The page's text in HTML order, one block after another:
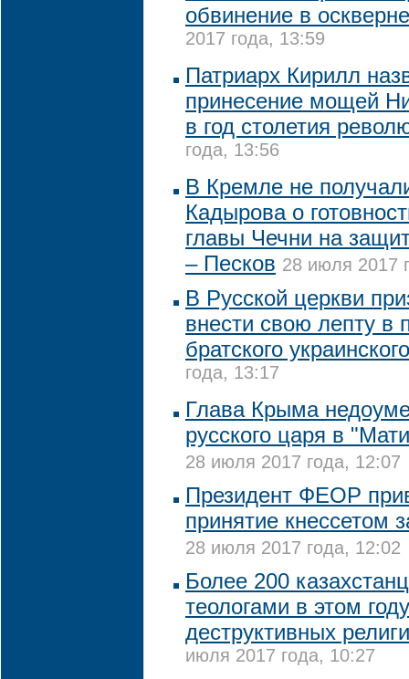
обвинение в
2017 года, 13:59
Патриарх Кирилл
принесение мощей
в год столетия
года, 13:56
В Кремле не
Кадырова о
главы Чечни на
– Песков 28 июля 2017
В Русской церкви
внести свою лепту в
братского
года, 13:17
Глава Крыма
русского царя в
28 июля 2017 года, 12:07
Президент ФЕОР
принятие кнессетом
28 июля 2017 года, 12:02
Более 200
теологами в этом
деструктивных
июля 2017 года, 10:27